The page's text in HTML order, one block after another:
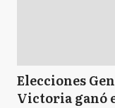
Elecciones
Victoria ganó